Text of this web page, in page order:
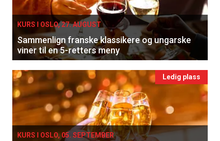
KURS I OSLO, 27. AUGUST
Sammenlign franske klassikere og ungarske
viner til en 5-retters meny
Ledig plass
KURS I OSLO, 05. SEPTEMBER